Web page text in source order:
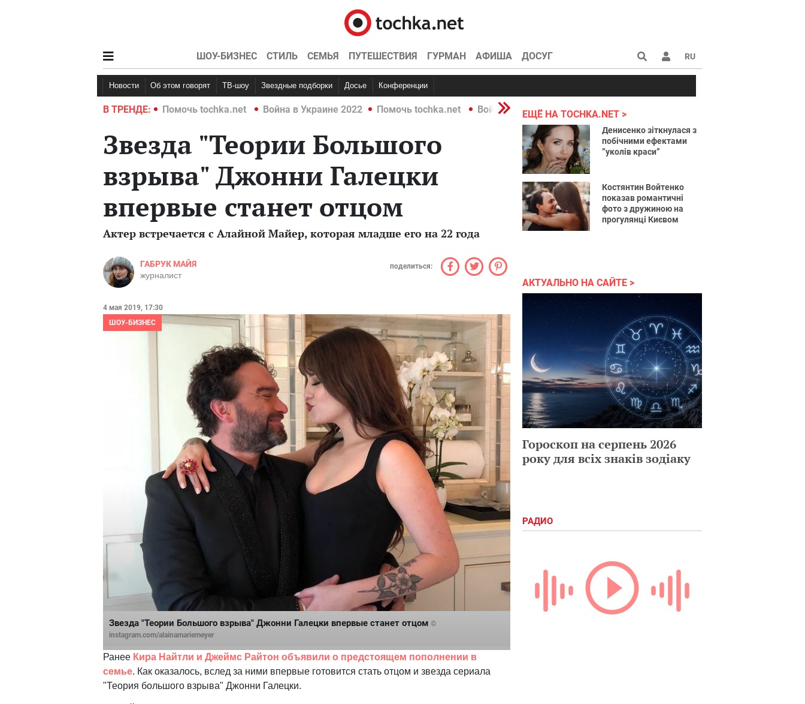
ШОУ-БИЗНЕС СТИЛЬ СЕМЬЯ ПУТЕШЕСТВИЯ ГУРМАН АФИША ДОСУГ RU
Новости Об этом говорят ТВ-шоу Звездные подборки Досье Конференции
В ТРЕНДЕ:
Война в Украине 2022 Помочь tochka.net Война в Украине 2022 Помочь tochka.net Война в Украине 2022
Звезда "Теории Большого
взрыва" Джонни Галецки
впервые станет отцом
Актер встречается с Алайной Майер, которая младше его на 22 года
ГАБРУК МАЙЯ
журналист
поделиться:
4 мая 2019, 17:30
ШОУ-БИЗНЕС
Звезда "Теории Большого взрыва" Джонни Галецки впервые станет отцом ©
instagram.com/alainamariemeyer
Ранее Кира Найтли и Джеймс Райтон объявили о предстоящем пополнении в
семье. Как оказалось, вслед за ними впервые готовится стать отцом и звезда сериала
"Теория большого взрыва" Джонни Галецки.
ЕЩЁ НА TOCHKA.NET
Денисенко зіткнулася з
побічними ефектами
”уколів краси”
Костянтин Войтенко
показав романтичні
фото з дружиною на
прогулянці Києвом
АКТУАЛЬНО НА САЙТЕ
Гороскоп на серпень 2026
року для всіх знаків зодіаку
РАДИО